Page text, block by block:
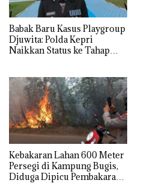
Babak Baru Kasus Playgroup
Djuwita: Polda Kepri
Naikkan Status ke Tahap
Kebakaran Lahan 600 Meter
Persegi di Kampung Bugis,
Diduga Dipicu Pembakaran